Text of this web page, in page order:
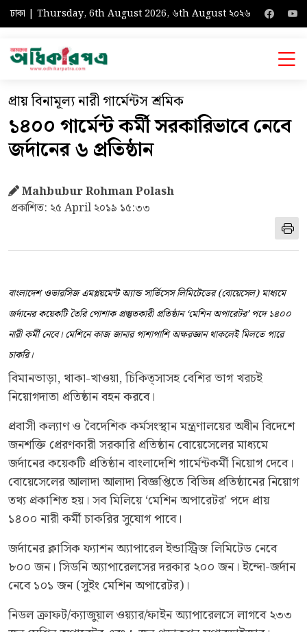
ঢাকা | Thursday, 6th August 2026, ৬th August ২০২৬
প্রায় বিনামূল্য নারী গার্মেন্টস শ্রমিক
১৪০০ গার্মেন্ট কর্মী সরকারিভাবে নেবে
জর্দানের ৬ প্রতিষ্ঠান
Mahbubur Rohman Polash
প্রকাশিত: ২৫ April ২০১৯ ১৫:৩৩
বাংলাদেশ ওভারসিজ এমপ্লয়মেন্ট অ্যান্ড সার্ভিসেস লিমিটেডের (বোয়েসেল) মাধ্যমে
জর্দানের কয়েকটি তৈরি পোশাক প্রস্তুতকারী প্রতিষ্ঠান ‘মেশিন অপারেটর’ পদে ১৪০০
নারী কর্মী নেবে। মেশিনে কাজ জানার পাশাপাশি অক্ষরজ্ঞান থাকলেই মিলতে পারে
চাকরি।
বিমানভাড়া, থাকা-খাওয়া, চিকিত্সাসহ বেশির ভাগ খরচই
নিয়োগদাতা প্রতিষ্ঠান বহন করবে।
প্রবাসী কল্যাণ ও বৈদেশিক কর্মসংস্থান মন্ত্রণালয়ের অধীন বিদেশে
জনশক্তি প্রেরণকারী সরকারি প্রতিষ্ঠান বোয়েসেলের মাধ্যমে
জর্দানের কয়েকটি প্রতিষ্ঠান বাংলাদেশি গার্মেন্টকর্মী নিয়োগ দেবে।
বোয়েসেলের আলাদা আলাদা বিজ্ঞপ্তিতে বিভিন্ন প্রতিষ্ঠানের নিয়োগ
তথ্য প্রকাশিত হয়। সব মিলিয়ে ‘মেশিন অপারেটর’ পদে প্রায়
১৪০০ নারী কর্মী চাকরির সুযোগ পাবে।
জর্দানের ক্লাসিক ফ্যাশন অ্যাপারেল ইন্ডাস্ট্রিজ লিমিটেড নেবে
৮০০ জন। সিডনি অ্যাপারেলসের দরকার ২০০ জন। ইন্দো-জর্দান
নেবে ১০১ জন (সুইং মেশিন অপারেটর)।
নিডল ক্রাফট/ক্যাজুয়াল ওয়্যার/ফাইন অ্যাপারেলসে লাগবে ২৩৩